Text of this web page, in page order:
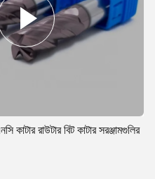
রাউটার বিট কাটার সরঞ্জামগুলির